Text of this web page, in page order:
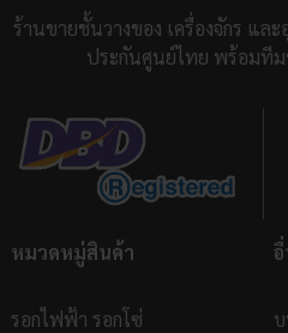
ร้านขายชั้นวางของ เครื่องจักร แล
ประกันศูนย์ไทย พร้อมทีม
หมวดหมู่สินค้า
รอกไฟฟ้า รอกโซ่